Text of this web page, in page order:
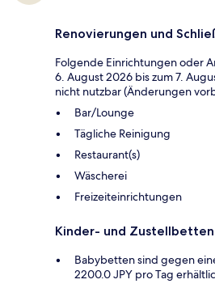
Renovierungen und
Folgende Einrichtungen oder
6. August 2026 bis zum 7.
nicht nutzbar (Änderungen
Bar/Lounge
Tägliche Reinigung
Restaurant(s)
Wäscherei
Freizeiteinrichtungen
Kinder- und Zustellbetten
Babybetten sind gegen
2200.0 JPY pro Tag